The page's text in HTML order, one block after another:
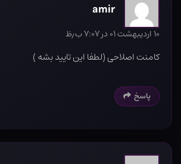
amir
۱۰ اردیبهشت ۰۱ در ۷:۰۷ ب٫ظ
کامنت اصلاحی (لطفا این تایید بشه )
پاسخ